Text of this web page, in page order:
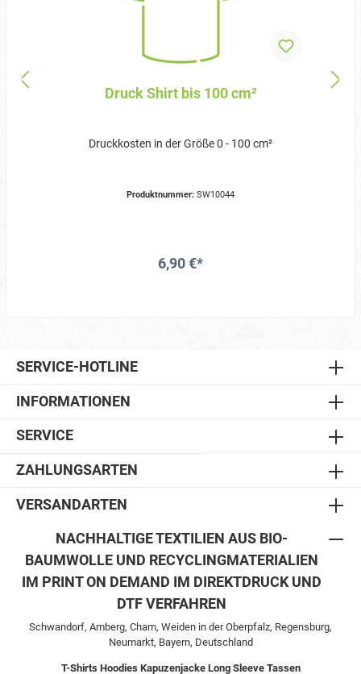
Druck Shirt bis 100 cm²
Druckkosten in der Größe 0 - 100 cm²
Produktnummer: SW10044
6,90 €*
SERVICE-HOTLINE
INFORMATIONEN
SERVICE
ZAHLUNGSARTEN
VERSANDARTEN
NACHHALTIGE TEXTILIEN AUS BIO-
BAUMWOLLE UND RECYCLINGMATERIALIEN
IM PRINT ON DEMAND IM DIREKTDRUCK UND
DTF VERFAHREN
Schwandorf, Amberg, Cham, Weiden in der Oberpfalz, Regensburg,
Neumarkt, Bayern, Deutschland
T-Shirts Hoodies Kapuzenjacke Long Sleeve Tassen